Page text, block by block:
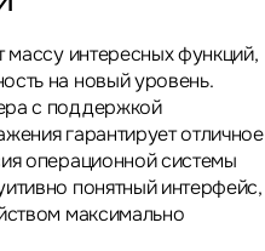
массу интересных функций,
на новый уровень.
с поддержкой
гарантирует отличное
операционной системы
понятный интерфейс,
максимально